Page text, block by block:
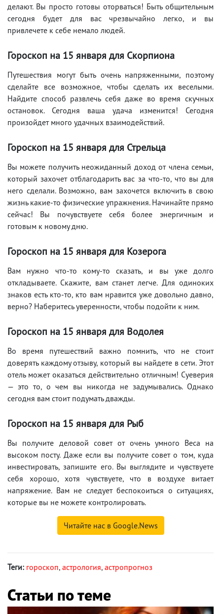
делают. Вы просто готовы оторваться! Быть общительным
сегодня будет для вас чрезвычайно легко, и вы
привлечете к себе немало людей.
Гороскоп на 15 января для Скорпиона
Путешествия могут быть очень напряженными, поэтому
сделайте все возможное, чтобы сделать их веселыми.
Найдите способ развлечь себя даже во время скучных
остановок. Сегодня ваша удача изменится! Сегодня
произойдет много удачных взаимодействий.
Гороскоп на 15 января для Стрельца
Вы можете получить неожиданный доход от члена семьи,
который захочет отблагодарить вас за что-то, что вы для
него сделали. Возможно, вам захочется включить в свою
жизнь какие-то физические упражнения. Начинайте прямо
сейчас! Вы почувствуете себя более энергичным и
готовым к новому дню.
Гороскоп на 15 января для Козерога
Вам нужно что-то кому-то сказать, и вы уже долго
откладываете. Скажите, вам станет легче. Для одиноких
знаков есть кто-то, кто вам нравится уже довольно давно,
верно? Наберитесь уверенности, чтобы подойти к ним.
Гороскоп на 15 января для Водолея
Во время путешествий важно помнить, что не стоит
доверять каждому отзыву, который вы найдете в сети. Этот
отель может оказаться действительно отличным! Суеверия
— это то, о чем вы никогда не задумывались. Однако
сегодня вам стоит подумать дважды.
Гороскоп на 15 января для Рыб
Вы получите деловой совет от очень умного Веса на
высоком посту. Даже если вы получите совет о том, куда
инвестировать, запишите его. Вы выглядите и чувствуете
себя хорошо, хотя чувствуете, что в воздухе витает
напряжение. Вам не следует беспокоиться о ситуациях,
которые вы не можете контролировать.
Читайте нас в Google.News
Теги: гороскоп, астрология, астропрогноз
Статьи по теме